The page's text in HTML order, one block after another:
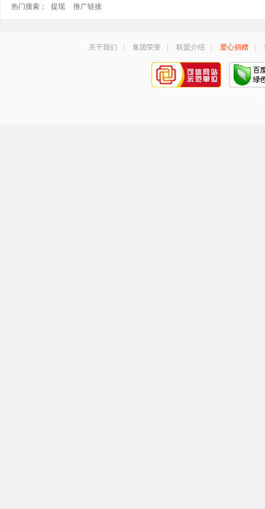
热门搜索： 提现 推广链接
关于我们 集团荣誉 联盟介绍 爱心捐赠